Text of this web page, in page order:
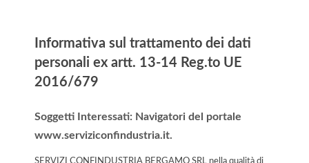
Informativa sul trattamento dei dati
personali ex artt. 13-14 Reg.to UE
2016/679
Soggetti Interessati: Navigatori del portale
www.serviziconfindustria.it.
SERVIZI CONFINDUSTRIA BERGAMO SRL nella qualità di